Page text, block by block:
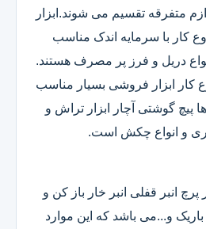
متفرقه تقسیم می شوند.ابزار
کار با سرمایه اندک مناسب
دریل و فرز پر مصرف هستند.
کار ابزار فروشی بسیار مناسب
پیچ گوشتی آچار ابزار تراش و
و انواع چکش است.
پرچ انبر قفلی انبر خار باز کن و
و...می باشد که این موارد